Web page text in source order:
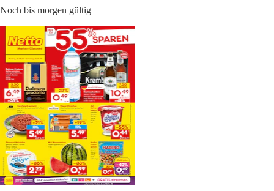
Noch bis morgen gültig